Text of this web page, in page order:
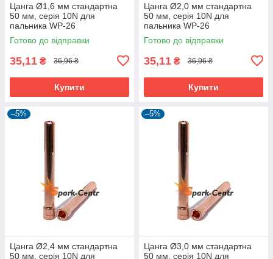
Цанга Ø1,6 мм стандартна
50 мм, серія 10N для
пальника WP-26
Готово до відправки
35,11 ₴ 36,96 ₴
Купити
Цанга Ø2,0 мм стандартна
50 мм, серія 10N для
пальника WP-26
Готово до відправки
35,11 ₴ 36,96 ₴
Купити
–5%
Цанга Ø2,4 мм стандартна
50 мм, серія 10N для
–5%
Цанга Ø3,0 мм стандартна
50 мм, серія 10N для